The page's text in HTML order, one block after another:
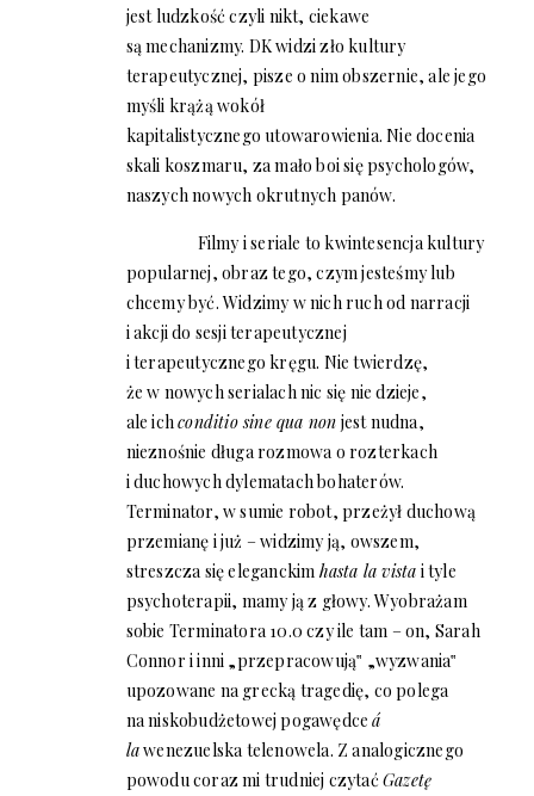
jest ludzkość czyli nikt, ciekawe
są mechanizmy. DK widzi zło kultury
terapeutycznej, pisze o nim obszernie, ale jego
myśli krążą wokół
kapitalistycznego utowarowienia. Nie docenia
skali koszmaru, za mało boi się psychologów,
naszych nowych okrutnych panów.
Filmy i seriale to kwintesencja kultury
popularnej, obraz tego, czym jesteśmy lub
chcemy być. Widzimy w nich ruch od narracji
i akcji do sesji terapeutycznej
i terapeutycznego kręgu. Nie twierdzę,
że w nowych serialach nic się nie dzieje,
ale ichconditio sine qua non jest nudna,
nieznośnie długa rozmowa o rozterkach
i duchowych dylematach bohaterów.
Terminator, w sumie robot, przeżył duchową
przemianę i już – widzimy ją, owszem,
streszcza się eleganckim hasta la vista i tyle
psychoterapii, mamy ją z głowy. Wyobrażam
sobie Terminatora 10.0 czy ile tam – on, Sarah
Connor i inni „przepracowują‟ „wyzwania‟
upozowane na grecką tragedię, co polega
na niskobudżetowej pogawędceá
lawenezuelska telenowela. Z analogicznego
powodu coraz mi trudniej czytaćGazetę